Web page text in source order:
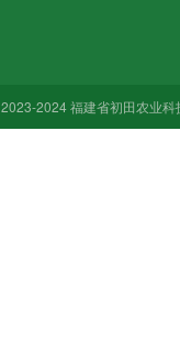
2024 福建省初田农业